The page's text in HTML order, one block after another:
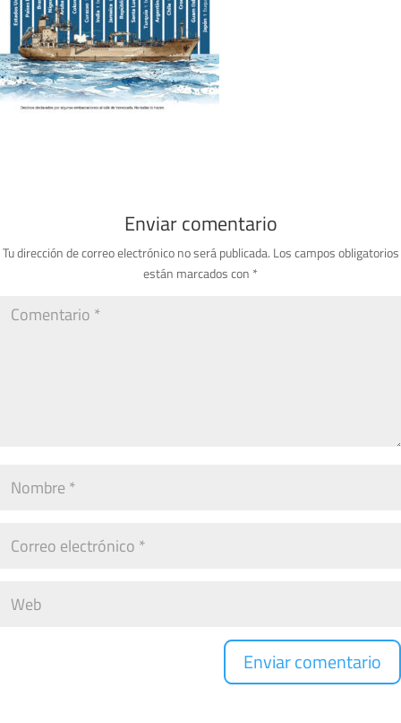
Enviar comentario
Tu dirección de correo electrónico no será publicada. Los campos obligatorios
están marcados con *